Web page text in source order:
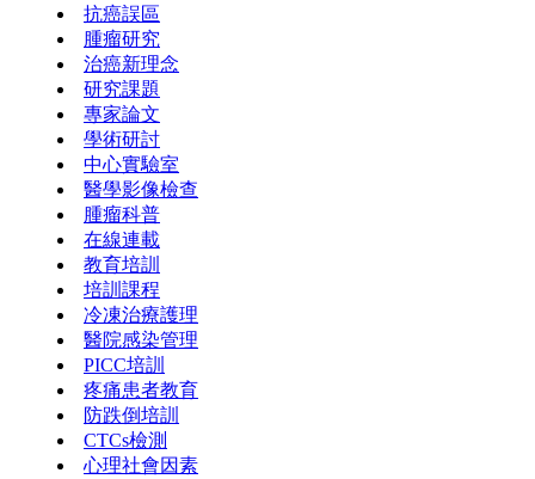
抗癌誤區
腫瘤研究
治癌新理念
研究課題
專家論文
學術研討
中心實驗室
醫學影像檢查
腫瘤科普
在線連載
教育培訓
培訓課程
冷凍治療護理
醫院感染管理
PICC培訓
疼痛患者教育
防跌倒培訓
CTCs檢測
心理社會因素